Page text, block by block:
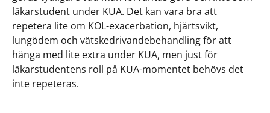
läkarstudent under KUA. Det kan vara bra att
repetera lite om KOL-exacerbation, hjärtsvikt,
lungödem och vätskedrivandebehandling för att
hänga med lite extra under KUA, men just för
läkarstudentens roll på KUA-momentet behövs det
inte repeteras.